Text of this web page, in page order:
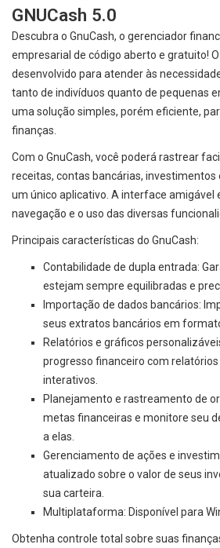
GNUCash 5.0
Descubra o GnuCash, o gerenciador
empresarial de código aberto e gratuito!
desenvolvido para atender às
tanto de indivíduos quanto de pequenas
uma solução simples, porém eficiente,
finanças.
Com o GnuCash, você poderá rastrear
receitas, contas bancárias, investimentos
um único aplicativo. A interface amigável
navegação e o uso das diversas
Principais características do GnuCash:
Contabilidade de dupla entrada:
estejam sempre equilibradas e
Importação de dados bancários:
seus extratos bancários em
Relatórios e gráficos
progresso financeiro com
interativos.
Planejamento e rastreamento de
metas financeiras e monitore seu
a elas.
Gerenciamento de ações e
atualizado sobre o valor de seus
sua carteira.
Multiplataforma: Disponível para
Obtenha controle total sobre suas